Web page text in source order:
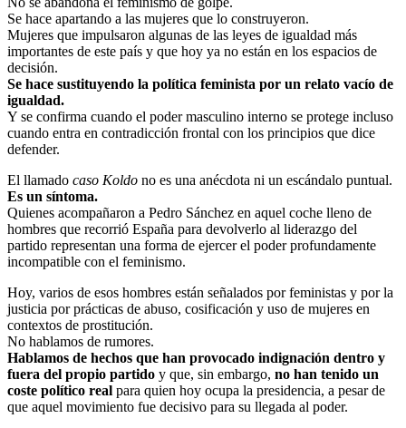
Se hace apartando a las mujeres que lo construyeron.
Mujeres que impulsaron algunas de las leyes de igualdad más
importantes de este país y que hoy ya no están en los espacios de
decisión.
Se hace sustituyendo la política feminista por un relato vacío de
igualdad.
Y se confirma cuando el poder masculino interno se protege incluso
cuando entra en contradicción frontal con los principios que dice
defender.
El llamado caso Koldo no es una anécdota ni un escándalo puntual.
Es un síntoma.
Quienes acompañaron a Pedro Sánchez en aquel coche lleno de
hombres que recorrió España para devolverlo al liderazgo del
partido representan una forma de ejercer el poder profundamente
incompatible con el feminismo.
Hoy, varios de esos hombres están señalados por feministas y por la
justicia por prácticas de abuso, cosificación y uso de mujeres en
contextos de prostitución.
No hablamos de rumores.
Hablamos de hechos que han provocado indignación dentro y
fuera del propio partido y que, sin embargo, no han tenido un
coste político real para quien hoy ocupa la presidencia, a pesar de
que aquel movimiento fue decisivo para su llegada al poder.